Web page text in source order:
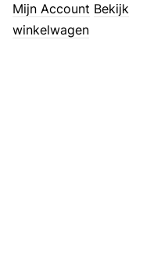
Mijn Account Bekijk
winkelwagen